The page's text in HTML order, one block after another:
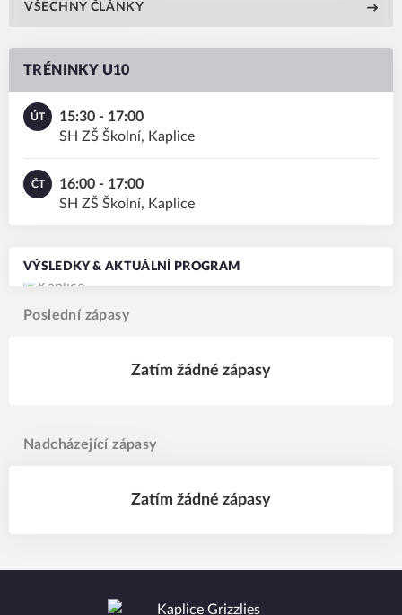
VŠECHNY ČLÁNKY
TRÉNINKY U10
ÚT
15:30 - 17:00
SH ZŠ Školní, Kaplice
ČT
16:00 - 17:00
SH ZŠ Školní, Kaplice
VÝSLEDKY & AKTUÁLNÍ PROGRAM
Poslední zápasy
Zatím žádné zápasy
Nadcházející zápasy
Zatím žádné zápasy